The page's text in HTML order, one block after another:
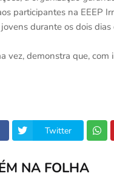
participantes na EEEP
durante os dois dias
vez, demonstra que,
Twitter
NA FOLHA